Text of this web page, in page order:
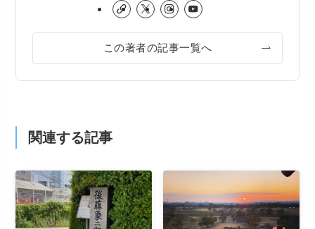
この著者の記事一覧へ
関連する記事